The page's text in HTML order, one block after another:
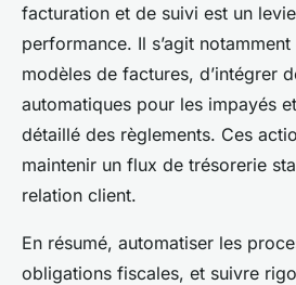
facturation et de suivi est un
performance. Il s’agit
modèles de factures, d’intégrer
automatiques pour les impayés
détaillé des règlements. Ces
maintenir un flux de trésorerie
relation client.
En résumé, automatiser les
obligations fiscales, et suivre